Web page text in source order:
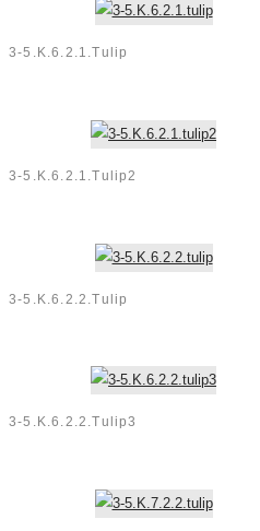
3-5.K.6.2.1.tulip
3-5.K.6.2.1.tulip2
3-5.K.6.2.2.tulip
3-5.K.6.2.2.tulip3